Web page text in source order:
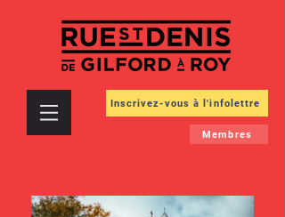
Inscrivez-vous à l'infolettre
Membres